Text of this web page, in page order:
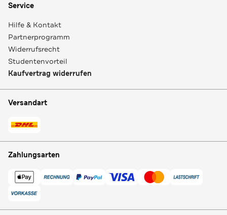
Service
Hilfe & Kontakt
Partnerprogramm
Widerrufsrecht
Studentenvorteil
Kaufvertrag widerrufen
Versandart
Zahlungsarten